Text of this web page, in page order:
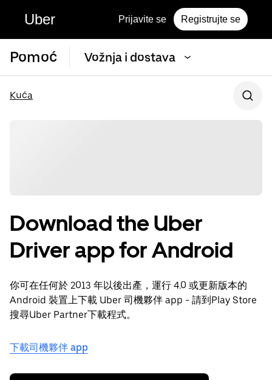
Uber Prijavite se Registrujte se
Pomoć Vožnja i dostava
Kuća
Download the Uber
Driver app for Android
你可在任何於 2013 年以後出產，運行 4.0 或更新版本的
Android 裝置上下載 Uber 司機夥伴 app - 請到Play Store
搜尋Uber Partner下載程式。
下載司機夥伴 app